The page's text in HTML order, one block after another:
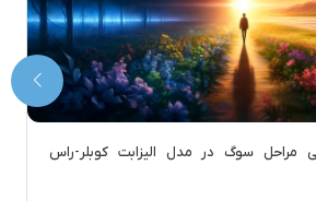
مراحل سوگ در مدل الیزابت کوبلر-راس